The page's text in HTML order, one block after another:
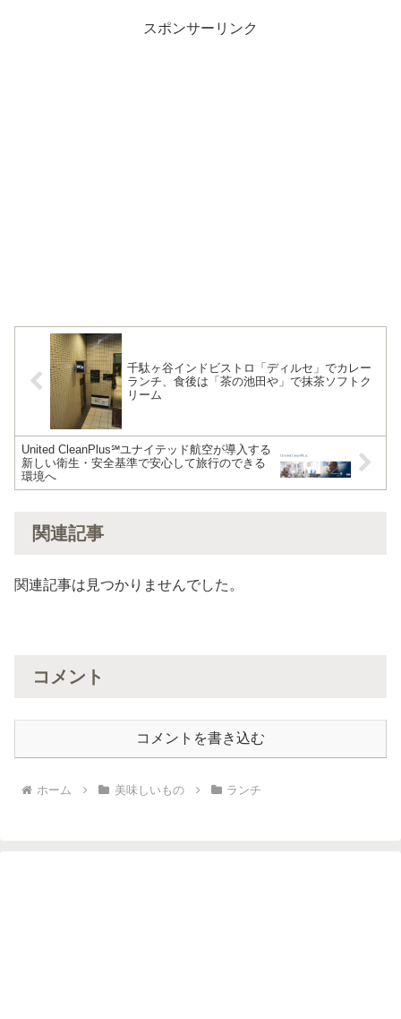
スポンサーリンク
千駄ヶ谷インドビストロ「ディルセ」でカレー
ランチ、食後は「茶の池田や」で抹茶ソフトク
リーム
United CleanPlus℠ユナイテッド航空が導入する
新しい衛生・安全基準で安心して旅行のできる
環境へ
関連記事
関連記事は見つかりませんでした。
コメント
コメントを書き込む
ホーム 美味しいもの ランチ